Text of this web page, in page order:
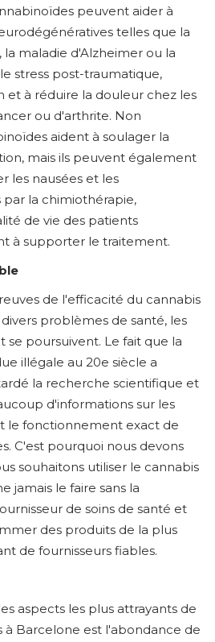
peuvent aider à
telles que la
la maladie d'Alzheimer ou la
stress post-traumatique,
et à réduire la douleur chez les
ou d'arthrite. Non
aident à soulager la
mais ils peuvent également
les nausées et les
par la chimiothérapie,
de vie des patients
à supporter le traitement.
de l'efficacité du cannabis
problèmes de santé, les
se poursuivent. Le fait que la
illégale au 20e siècle a
la recherche scientifique et
d'informations sur les
le fonctionnement exact de
C'est pourquoi nous devons
souhaitons utiliser le cannabis
jamais le faire sans la
de soins de santé et
des produits de la plus
de fournisseurs fiables.
aspects les plus attrayants de
à Barcelone est l'abondance de